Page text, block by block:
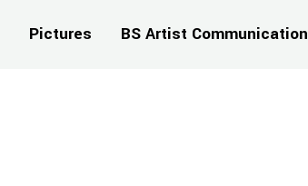
Pictures BS Artist Communication